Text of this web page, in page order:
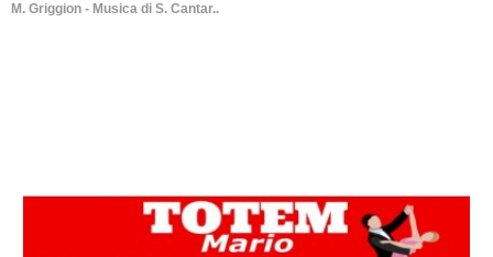
M. Griggion - Musica di S. Cantar..